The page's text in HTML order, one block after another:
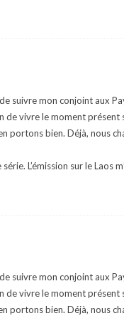
suivre mon conjoint aux
vivre le moment présent
portons bien. Déjà, nous
L’émission sur le Laos
suivre mon conjoint aux
vivre le moment présent
portons bien. Déjà, nous